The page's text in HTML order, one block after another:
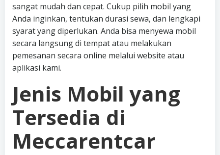
sangat mudah dan cepat. Cukup pilih mobil yang
Anda inginkan, tentukan durasi sewa, dan lengkapi
syarat yang diperlukan. Anda bisa menyewa mobil
secara langsung di tempat atau melakukan
pemesanan secara online melalui website atau
aplikasi kami.
Jenis Mobil yang
Tersedia di
Meccarentcar